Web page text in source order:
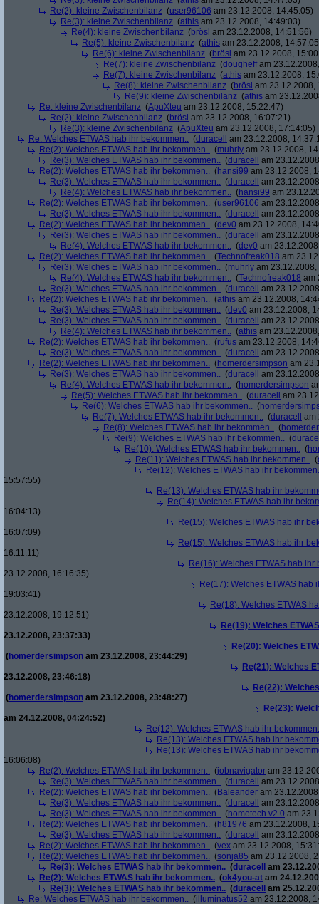
Re(2): kleine Zwischenbilanz (user96106 am 23.12.2008, 14:45:05)
Re(3): kleine Zwischenbilanz (athis am 23.12.2008, 14:49:03)
Re(4): kleine Zwischenbilanz (brösl am 23.12.2008, 14:51:56)
Re(5): kleine Zwischenbilanz (athis am 23.12.2008,
Re(6): kleine Zwischenbilanz (brösl am 23.12.2008,
Re(7): kleine Zwischenbilanz (dougheffam
Re(7): kleine Zwischenbilanz (athis am 23.12.2008,
Re(8): kleine Zwischenbilanz (brösl am 23.12.2008,
Re(9): kleine Zwischenbilanz (athis am
Re: kleine Zwischenbilanz (ApuXteu am 23.12.2008, 15:22:47)
Re(2): kleine Zwischenbilanz (brösl am 23.12.2008, 16:07:21)
Re(3): kleine Zwischenbilanz (ApuXteu am 23.12.2008, 17:14:05)
Re: Welches ETWAS hab ihr bekommen.. (duracell
am 23.12.2008,
Re(2): Welches ETWAS hab ihr bekommen.. (muhrly am 23.12.2008,
Re(3): Welches ETWAS hab ihr bekommen.. (duracell
am
Re(2): Welches ETWAS hab ihr bekommen.. (hansi99 am 23.12.2008,
Re(3): Welches ETWAS hab ihr bekommen.. (duracell
am
Re(4): Welches ETWAS hab ihr bekommen.. (hansi99 am
Re(2): Welches ETWAS hab ihr bekommen.. (user96106 am
Re(3): Welches ETWAS hab ihr bekommen.. (duracell
am
Re(2): Welches ETWAS hab ihr bekommen.. (dev0 am 23.12.2008,
Re(3): Welches ETWAS hab ihr bekommen.. (duracell
am
Re(4): Welches ETWAS hab ihr bekommen.. (dev0 am
Re(2): Welches ETWAS hab ihr bekommen.. (Technofreak018 am
Re(3): Welches ETWAS hab ihr bekommen.. (muhrly am
Re(4): Welches ETWAS hab ihr bekommen.. (Technofreak018 am
Re(3): Welches ETWAS hab ihr bekommen.. (duracell
am
Re(2): Welches ETWAS hab ihr bekommen.. (athis am 23.12.2008,
Re(3): Welches ETWAS hab ihr bekommen.. (dev0 am 23.12.2008,
Re(3): Welches ETWAS hab ihr bekommen.. (duracell
am
Re(4): Welches ETWAS hab ihr bekommen.. (athis am
Re(2): Welches ETWAS hab ihr bekommen.. (rufus am 23.12.2008,
Re(3): Welches ETWAS hab ihr bekommen.. (duracell
am
Re(2): Welches ETWAS hab ihr bekommen.. (homerdersimpson am
Re(3): Welches ETWAS hab ihr bekommen.. (duracell
am
Re(4): Welches ETWAS hab ihr bekommen.. (homerdersimpson
Re(5): Welches ETWAS hab ihr bekommen.. (duracell
am
Re(6): Welches ETWAS hab ihr bekommen.. (
Re(7): Welches ETWAS hab ihr bekommen.. (duracell
am
Re(8): Welches ETWAS hab ihr bekommen.. (
Re(9): Welches ETWAS hab ihr bekommen.. (
Re(10): Welches ETWAS hab ihr bekommen.. (
Re(11): Welches ETWAS hab ihr bekommen.. (
Re(12): Welches ETWAS hab ihr
15:57:55)
Re(13): Welches ETWAS hab ihr
Re(14): Welches ETWAS hab ihr
16:04:13)
Re(15): Welches ETWAS hab ihr
16:07:09)
Re(15): Welches ETWAS hab ihr
16:11:11)
Re(16): Welches ETWAS hab ihr
23.12.2008, 16:16:35)
Re(17): Welches ETWAS hab
19:03:41)
Re(18): Welches ETWAS
23.12.2008, 19:12:51)
Re(19): Welches
23.12.2008, 23:37:33)
Re(20): Welches
(homerdersimpson am 23.12.2008, 23:44:29)
Re(21): Welches
23.12.2008, 23:46:18)
Re(22):
(homerdersimpson am 23.12.2008, 23:48:27)
Re(23):
am 24.12.2008, 04:24:52)
Re(12): Welches ETWAS hab ihr
Re(13): Welches ETWAS hab ihr
Re(13): Welches ETWAS hab ihr
16:06:08)
Re(2): Welches ETWAS hab ihr bekommen.. (jobnavigator am
Re(3): Welches ETWAS hab ihr bekommen.. (duracell
am
Re(2): Welches ETWAS hab ihr bekommen.. (Baleander am
Re(3): Welches ETWAS hab ihr bekommen.. (duracell
am
Re(3): Welches ETWAS hab ihr bekommen.. (hometech.v2.0 am
Re(2): Welches ETWAS hab ihr bekommen.. (h81976 am 23.12.2008,
Re(3): Welches ETWAS hab ihr bekommen.. (duracell
am
Re(2): Welches ETWAS hab ihr bekommen.. (vex am 23.12.2008,
Re(2): Welches ETWAS hab ihr bekommen.. (sonja85 am 23.12.2008,
Re(3): Welches ETWAS hab ihr bekommen.. (duracell
am
Re(2): Welches ETWAS hab ihr bekommen.. (ok4you-at am
Re(3): Welches ETWAS hab ihr bekommen.. (duracell
am
Re: Welches ETWAS hab ihr bekommen.. (illuminatus52 am 23.12.2008,